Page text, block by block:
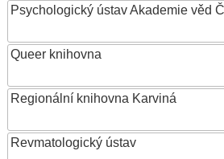
Psychologický ústav Akademie věd
Queer knihovna
Regionální knihovna Karviná
Revmatologický ústav